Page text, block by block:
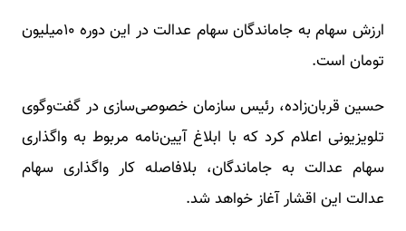
ارزش سهام به جاماندگان سهام عدالت در این دوره ۱۰میلیون
تومان است.
حسین قربان‌زاده، رئیس سازمان خصوصی‌سازی در گفت‌وگوی
تلویزیونی اعلام کرد که با ابلاغ آیین‌نامه مربوط به واگذاری
سهام عدالت به جاماندگان، بلافاصله کار واگذاری سهام
عدالت این اقشار آغاز خواهد شد.